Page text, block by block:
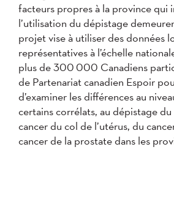
facteurs propres à la province qui
l’utilisation du dépistage
projet vise à utiliser des données
représentatives à l’échelle
plus de 300 000 Canadiens
de Partenariat canadien Espoir
d’examiner les différences au
certains corrélats, au dépistage
cancer du col de l’utérus, du
cancer de la prostate dans les